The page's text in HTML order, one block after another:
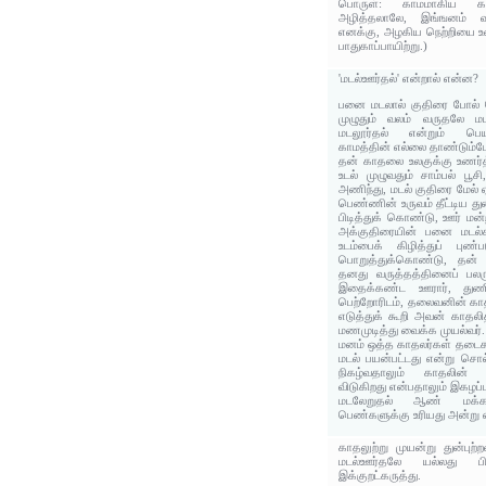
பொருள்: காமமாகிய
அழித்தலாலே, இங்ஙனம்
எனக்கு, அழகிய நெற்றியை
பாதுகாப்பாயிற்று.)
'மடல்ஊர்தல்' என்றால் என்ன?
பனை மடலால் குதிரை போல்
முழுதும் வலம் வருதலே
மடலூர்தல் என்றும்
காமத்தின் எல்லை
தன் காதலை உலகுக்கு
உடல் முழுவதும் சாம்பல்
அணிந்து, மடல் குதிரை
பெண்ணின் உருவம் தீட்டிய
பிடித்துக் கொண்டு, ஊர்
அக்குதிரையின் பனை
உடம்பைக் கிழித்துப்
பொறுத்துக்கொண்டு, தன்
தனது வருத்தத்தினைப்‌
இதைக்கண்ட ஊரார்,
பெற்றோரிடம், தலைவனின்
எடுத்துக் கூறி அவன்
மணமுடித்து வைக்க முயல்வர்.
மனம் ஒத்த காதலர்கள்
மடல் பயன்பட்டது என்று
நிகழ்வதாலும் காதலின்
விடுகிறது என்பதாலும்
மடலேறுதல் ஆண்
பெண்களுக்கு உரியது அன்று
காதலுற்று முயன்று
மடல்ஊர்தலே யல்லது
இக்குறட்கருத்து.